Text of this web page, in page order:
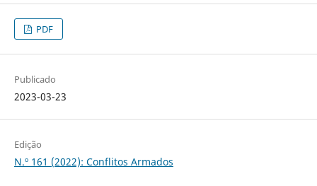
PDF
Publicado
2023-03-23
Edição
N.º 161 (2022): Conflitos Armados